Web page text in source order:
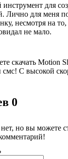
для
Лично для меня
несмотря на то,
не мало.
скачать Motion
смс! С высокой
0
но вы можете